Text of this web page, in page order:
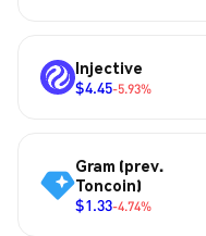
Injective
$4.45-5.93%
Gram (prev.
Toncoin)
$1.33-4.74%